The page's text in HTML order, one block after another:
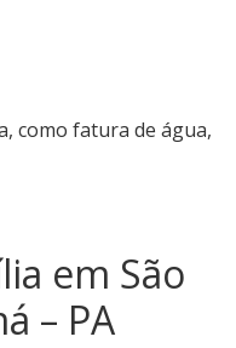
como fatura de água,
em São
– PA